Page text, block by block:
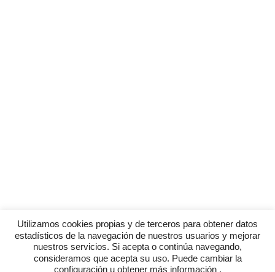
Utilizamos cookies propias y de terceros para obtener datos
estadísticos de la navegación de nuestros usuarios y mejorar
nuestros servicios. Si acepta o continúa navegando,
consideramos que acepta su uso. Puede cambiar la
configuración u obtener más información .